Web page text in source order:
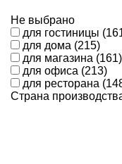
Не выбрано
для гостиницы
для дома (215)
для магазина (161)
для офиса (213)
для ресторана
Страна